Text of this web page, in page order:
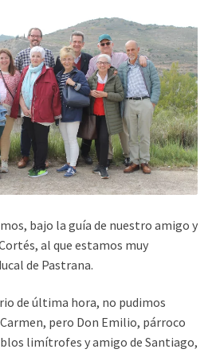
bajo la guía de nuestro amigo y
al que estamos muy
de Pastrana.
de última hora, no pudimos
pero Don Emilio, párroco
limítrofes y amigo de Santiago,